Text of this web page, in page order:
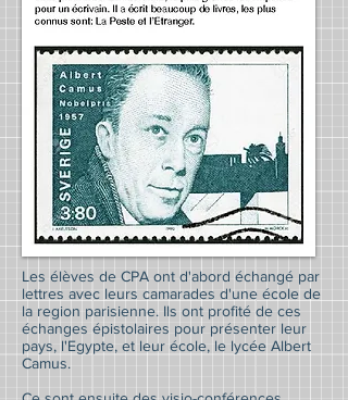
Les élèves de CPA ont d'abord échangé par
lettres avec leurs camarades d'une école de
la region parisienne. Ils ont profité de ces
échanges épistolaires pour présenter leur
pays, l'Egypte, et leur école, le lycée Albert
Camus.